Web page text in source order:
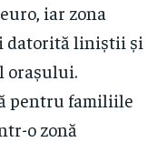
iar zona
datorită liniștii și
orașului.
pentru familiile
o zonă